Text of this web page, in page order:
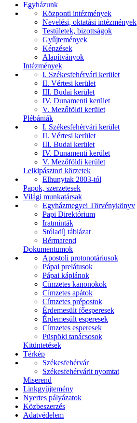
Egyházunk
Központi intézmények
Nevelési, oktatási intézmények
Testületek, bizottságok
Gyűjtemények
Képzések
Alapítványok
Intézmények
I. Székesfehérvári kerület
II. Vértesi kerület
III. Budai kerület
IV. Dunamenti kerület
V. Mezőföldi kerület
Plébániák
I. Székesfehérvári kerület
II. Vértesi kerület
III. Budai kerület
IV. Dunamenti kerület
V. Mezőföldi kerület
Lelkipásztori körzetek
Elhunytak 2003-tól
Papok, szerzetesek
Világi munkatársak
Egyházmegyei Törvénykönyv
Papi Direktórium
Iratminták
Stóladíj táblázat
Bérmarend
Dokumentumok
Apostoli protonotáriusok
Pápai prelátusok
Pápai káplánok
Címzetes kanonokok
Címzetes apátok
Címzetes prépostok
Érdemesült főesperesek
Érdemesült esperesek
Címzetes esperesek
Püspöki tanácsosok
Kitüntetések
Térkép
Székesfehérvár
Székesfehérvárit nyomtat
Miserend
Linkgyűjtemény
Nyertes pályázatok
Közbeszerzés
Adatvédelem